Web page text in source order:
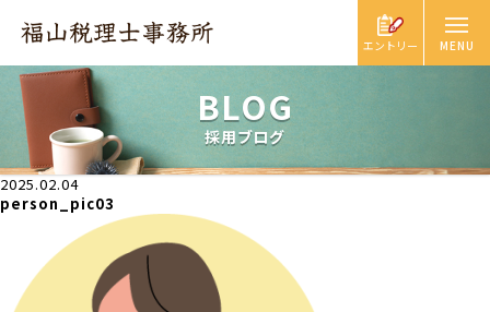
エントリー
BLOG
採用ブログ
2025.02.04
person_pic03